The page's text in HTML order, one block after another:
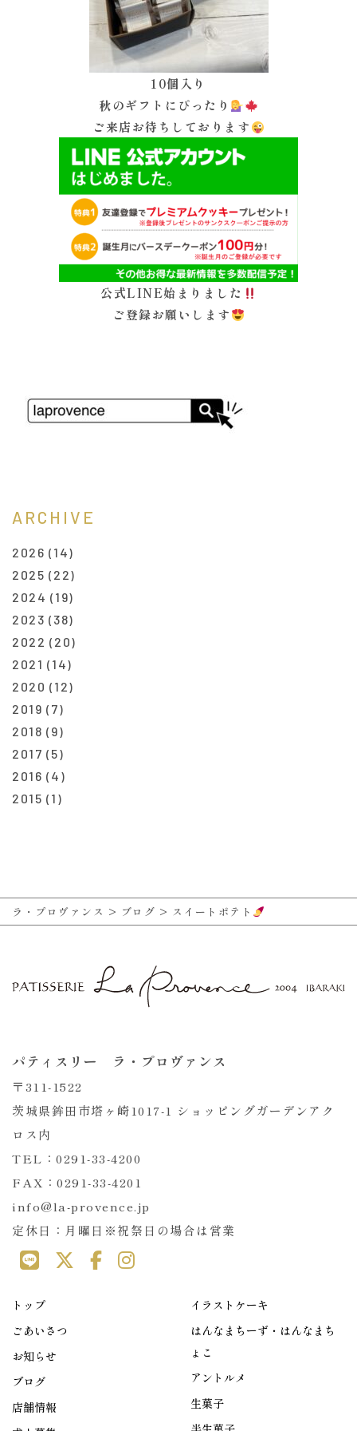
10個入り
秋のギフトにぴったり
ご来店お待ちしております
公式LINE始まりました
ご登録お願いします
ARCHIVE
2026 (14)
2025 (22)
2024 (19)
2023 (38)
2022 (20)
2021 (14)
2020 (12)
2019 (7)
2018 (9)
2017 (5)
2016 (4)
2015 (1)
ラ・プロヴァンス > ブログ > スイートポテト
パティスリー ラ・プロヴァンス
〒311-1522
茨城県鉾田市塔ヶ崎1017-1 ショッピングガーデンアク
ロス内
TEL：0291-33-4200
FAX：0291-33-4201
info@la-provence.jp
定休日：月曜日※祝祭日の場合は営業
トップ
ごあいさつ
お知らせ
ブログ
店舗情報
イラストケーキ
はんなまちーず・はんなまち
ょこ
アントルメ
生菓子